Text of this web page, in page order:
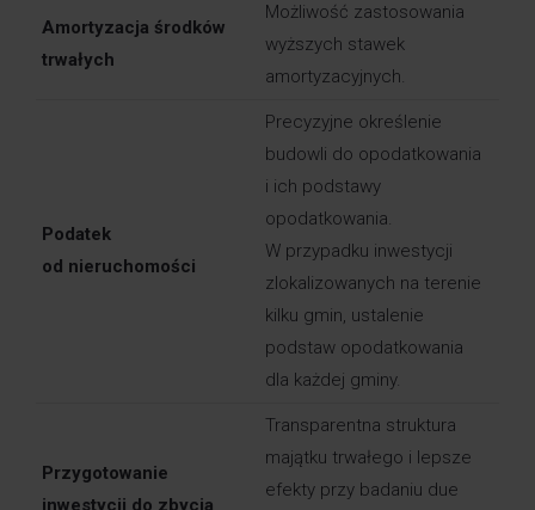
Amortyzacja środków
trwałych
Możliwość zastosowania
wyższych stawek
amortyzacyjnych.
Podatek
od nieruchomości
Precyzyjne określenie
budowli do opodatkowania
i ich podstawy
opodatkowania.
W przypadku inwestycji
zlokalizowanych na terenie
kilku gmin, ustalenie
podstaw opodatkowania
dla każdej gminy.
Przygotowanie
inwestycji do zbycia
Transparentna struktura
majątku trwałego i lepsze
efekty przy badaniu due